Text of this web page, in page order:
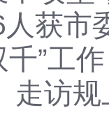
获市
千”工
走访